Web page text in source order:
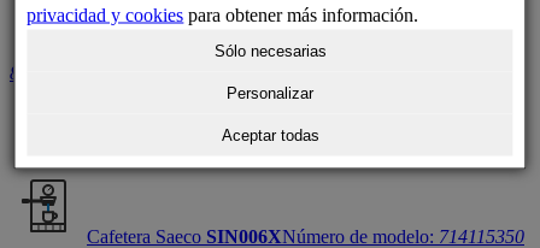
EA81R870/70M
8010000646
Cafetera Saeco SIN006XNúmero de modelo: 714115350
privacidad y cookies para obtener más información.
Sólo necesarias
Personalizar
Aceptar todas